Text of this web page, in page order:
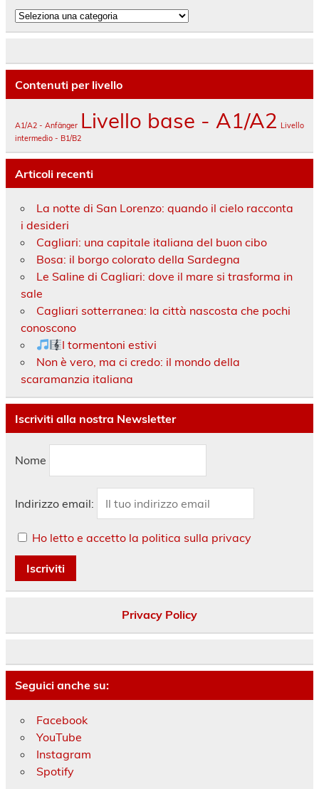
Categorie
Contenuti per livello
A1/A2 - Anfänger Livello base - A1/A2 Livello
intermedio - B1/B2
Articoli recenti
La notte di San Lorenzo: quando il cielo racconta
i desideri
Cagliari: una capitale italiana del buon cibo
Bosa: il borgo colorato della Sardegna
Le Saline di Cagliari: dove il mare si trasforma in
sale
Cagliari sotterranea: la città nascosta che pochi
conoscono
I tormentoni estivi
Non è vero, ma ci credo: il mondo della
scaramanzia italiana
Iscriviti alla nostra Newsletter
Nome
Indirizzo email:
Ho letto e accetto la politica sulla privacy
Privacy Policy
Seguici anche su:
Facebook
YouTube
Instagram
Spotify